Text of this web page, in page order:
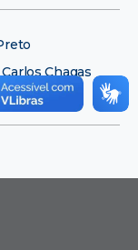
Chagas